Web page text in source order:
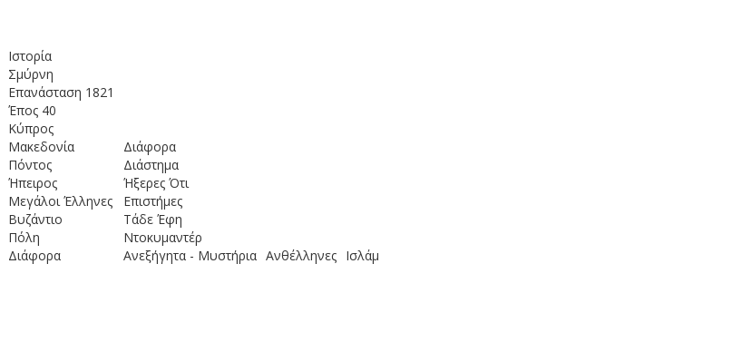
Ιστορία
Σμύρνη
Επανάσταση 1821
Έπος 40
Κύπρος
Μακεδονία
Πόντος
Ήπειρος
Μεγάλοι Έλληνες
Βυζάντιο
Πόλη
Διάφορα
Διάφορα
Διάστημα
Ήξερες Ότι
Επιστήμες
Τάδε Έφη
Ντοκυμαντέρ
Ανεξήγητα - Μυστήρια Ανθέλληνες Ισλάμ